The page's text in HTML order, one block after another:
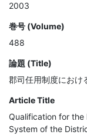
2003
巻号 (Volume)
488
論題 (Title)
郡司任用制度にお
Article Title
Qualification for
System of the